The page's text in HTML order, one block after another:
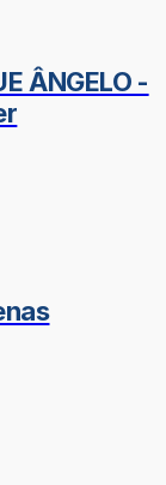
ÂNGELO -